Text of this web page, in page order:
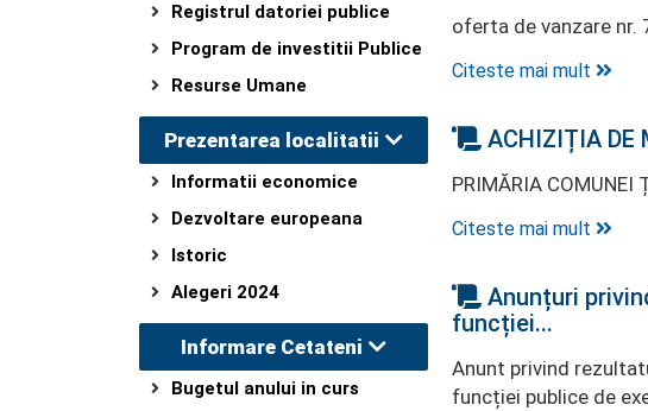
Registrul datoriei publice
Program de investitii Publice
Resurse Umane
Prezentarea localitatii
Informatii economice
Dezvoltare europeana
Istoric
Alegeri 2024
Informare Cetateni
Bugetul anului in curs
oferta de vanzare nr.
Citeste mai mult
ACHIZIȚIA DE
PRIMĂRIA COMUNEI
Citeste mai mult
Anunțuri
funcției...
Anunt privind
funcției publice de